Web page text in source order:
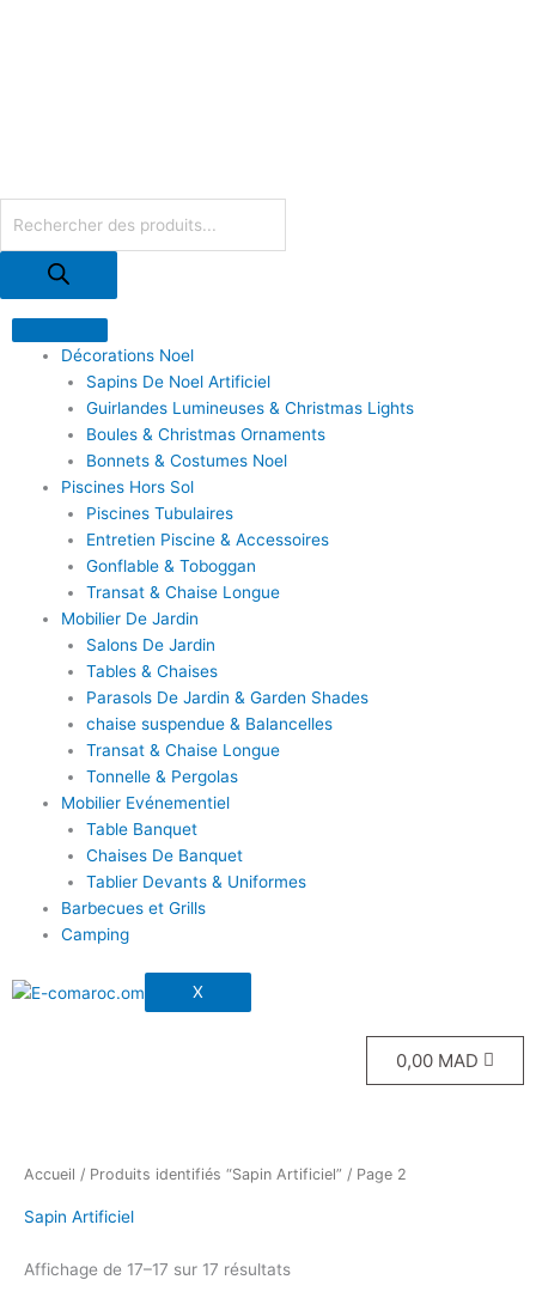
de
produits
Décorations Noel
Sapins De Noel Artificiel
Guirlandes Lumineuses & Christmas Lights
Boules & Christmas Ornaments
Bonnets & Costumes Noel
Piscines Hors Sol
Piscines Tubulaires
Entretien Piscine & Accessoires
Gonflable & Toboggan
Transat & Chaise Longue
Mobilier De Jardin
Salons De Jardin
Tables & Chaises
Parasols De Jardin & Garden Shades
chaise suspendue & Balancelles
Transat & Chaise Longue
Tonnelle & Pergolas
Mobilier Evénementiel
Table Banquet
Chaises De Banquet
Tablier Devants & Uniformes
Barbecues et Grills
Camping
X
0,00 MAD
Accueil / Produits identifiés “Sapin Artificiel” / Page 2
Sapin Artificiel
Affichage de 17–17 sur 17 résultats